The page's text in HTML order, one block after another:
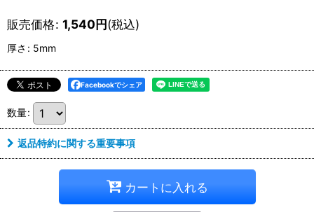
販売価格: 1,540円(税込)
厚さ : 5mm
Facebookでシェア
数量:
返品特約に関する重要事項
カートに入れる